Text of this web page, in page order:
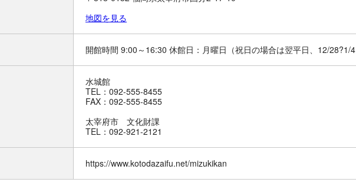
地図を見る
開館時間 9:00～16:30 休館日：月曜日（祝日の場合は翌平日、12/28?1/4
水城館
TEL：092-555-8455
FAX：092-555-8455
太宰府市 文化財課
TEL：092-921-2121
https://www.kotodazaifu.net/mizukikan